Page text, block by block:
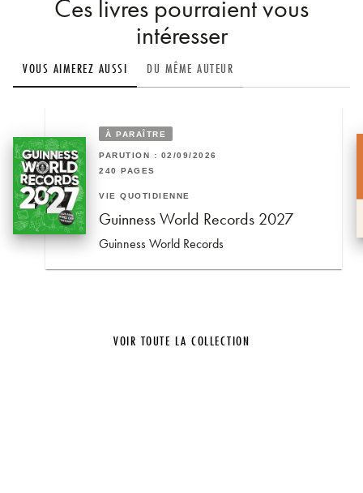
Ces livres pourraient vous
intéresser
VOUS AIMEREZ AUSSI DU MÊME AUTEUR
À PARAÎTRE
PARUTION : 02/09/2026
240 PAGES
VIE QUOTIDIENNE
Guinness World Records 2027
Guinness World Records
VOIR TOUTE LA COLLECTION